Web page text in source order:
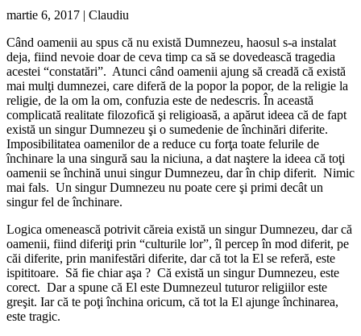
martie 6, 2017 | Claudiu
Când oamenii au spus că nu există Dumnezeu, haosul s-a instalat
deja, fiind nevoie doar de ceva timp ca să se dovedească tragedia
acestei “constatări”. Atunci când oamenii ajung să creadă că există
mai mulţi dumnezei, care diferă de la popor la popor, de la religie la
religie, de la om la om, confuzia este de nedescris. În această
complicată realitate filozofică şi religioasă, a apărut ideea că de fapt
există un singur Dumnezeu şi o sumedenie de închinări diferite.
Imposibilitatea oamenilor de a reduce cu forţa toate felurile de
închinare la una singură sau la niciuna, a dat naştere la ideea că toţi
oamenii se închină unui singur Dumnezeu, dar în chip diferit. Nimic
mai fals. Un singur Dumnezeu nu poate cere şi primi decât un
singur fel de închinare.
Logica omenească potrivit căreia există un singur Dumnezeu, dar că
oamenii, fiind diferiţi prin “culturile lor”, îl percep în mod diferit, pe
căi diferite, prin manifestări diferite, dar că tot la El se referă, este
ispititoare. Să fie chiar aşa ? Că există un singur Dumnezeu, este
corect. Dar a spune că El este Dumnezeul tuturor religiilor este
greşit. Iar că te poţi închina oricum, că tot la El ajunge închinarea,
este tragic.